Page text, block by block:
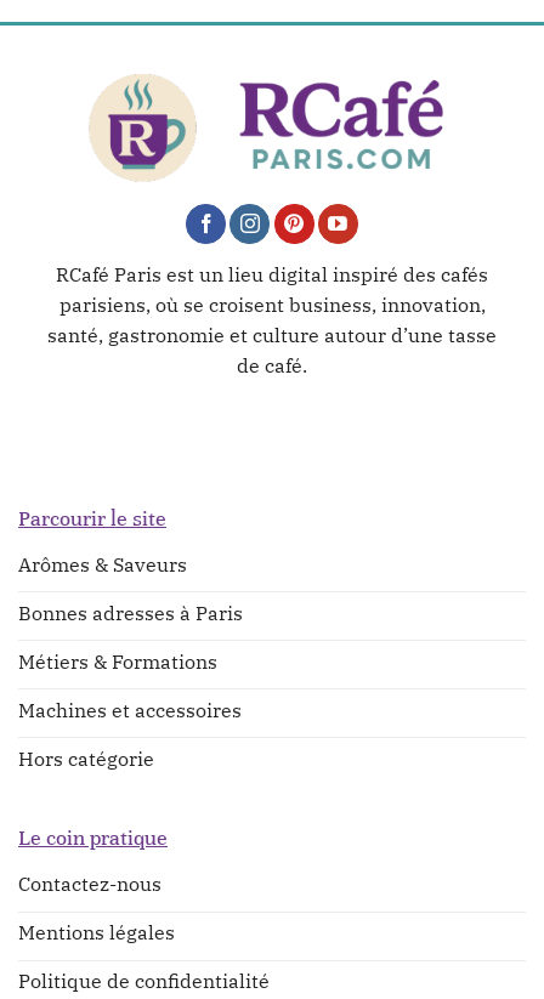
RCafé Paris est un lieu digital inspiré des cafés
parisiens, où se croisent business, innovation,
santé, gastronomie et culture autour d’une tasse
de café.
Parcourir le site
Arômes & Saveurs
Bonnes adresses à Paris
Métiers & Formations
Machines et accessoires
Hors catégorie
Le coin pratique
Contactez-nous
Mentions légales
Politique de confidentialité